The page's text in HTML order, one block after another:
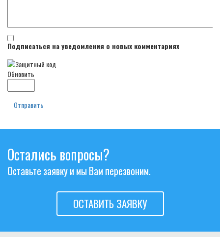
Подписаться на уведомления о новых комментариях
Обновить
Отправить
Остались вопросы?
Оставьте заявку и мы Вам перезвоним.
ОСТАВИТЬ ЗАЯВКУ